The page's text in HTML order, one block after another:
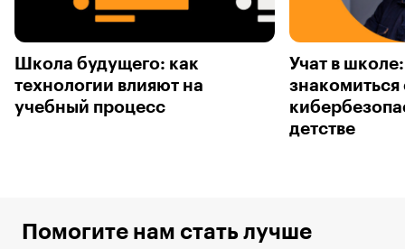
Школа будущего: как
технологии влияют на
учебный процесс
Учат в
знакомиться
детстве
Помогите нам стать лучше